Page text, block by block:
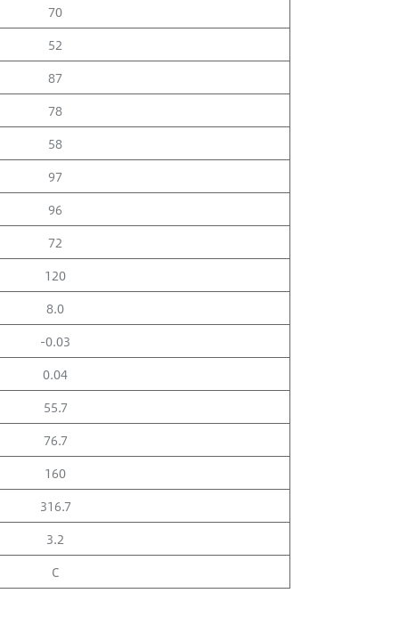
70
52
87
78
58
97
96
72
120
8.0
-0.03
0.04
55.7
76.7
160
316.7
3.2
C